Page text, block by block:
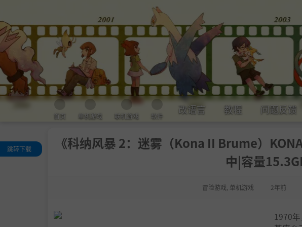
首页 单机游戏 联机游戏 软件
改语言 教程 问题反馈
《科纳风暴 2：迷雾（Kona II Brume）
中|容量
冒险游戏 单机游戏 2年前
跳转下载
1970